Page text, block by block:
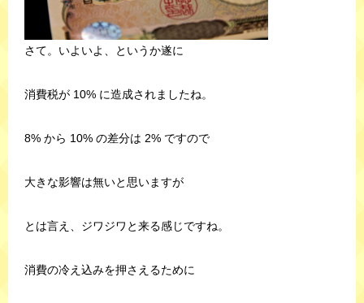
さて。いよいよ、というか遂に
消費税が 10% に造成されましたね。
8% から 10% の差分は 2% ですので
大きな影響は無いと思いますが
とは言え、ジワジワと来る感じですね。
消費の冷え込みを押さえるために